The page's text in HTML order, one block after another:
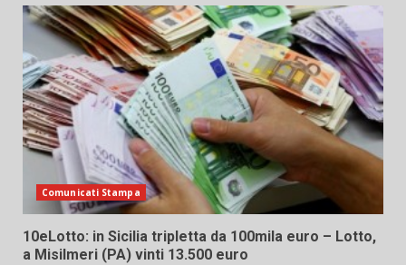
Comunicati Stampa
10eLotto: in Sicilia tripletta da 100mila euro – Lotto,
a Misilmeri (PA) vinti 13.500 euro